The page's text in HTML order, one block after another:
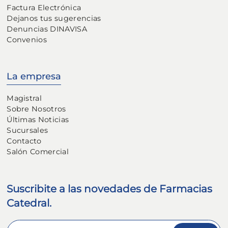
Factura Electrónica
Dejanos tus sugerencias
Denuncias DINAVISA
Convenios
La empresa
Magistral
Sobre Nosotros
Últimas Noticias
Sucursales
Contacto
Salón Comercial
Suscribite a las novedades de Farmacias
Catedral.